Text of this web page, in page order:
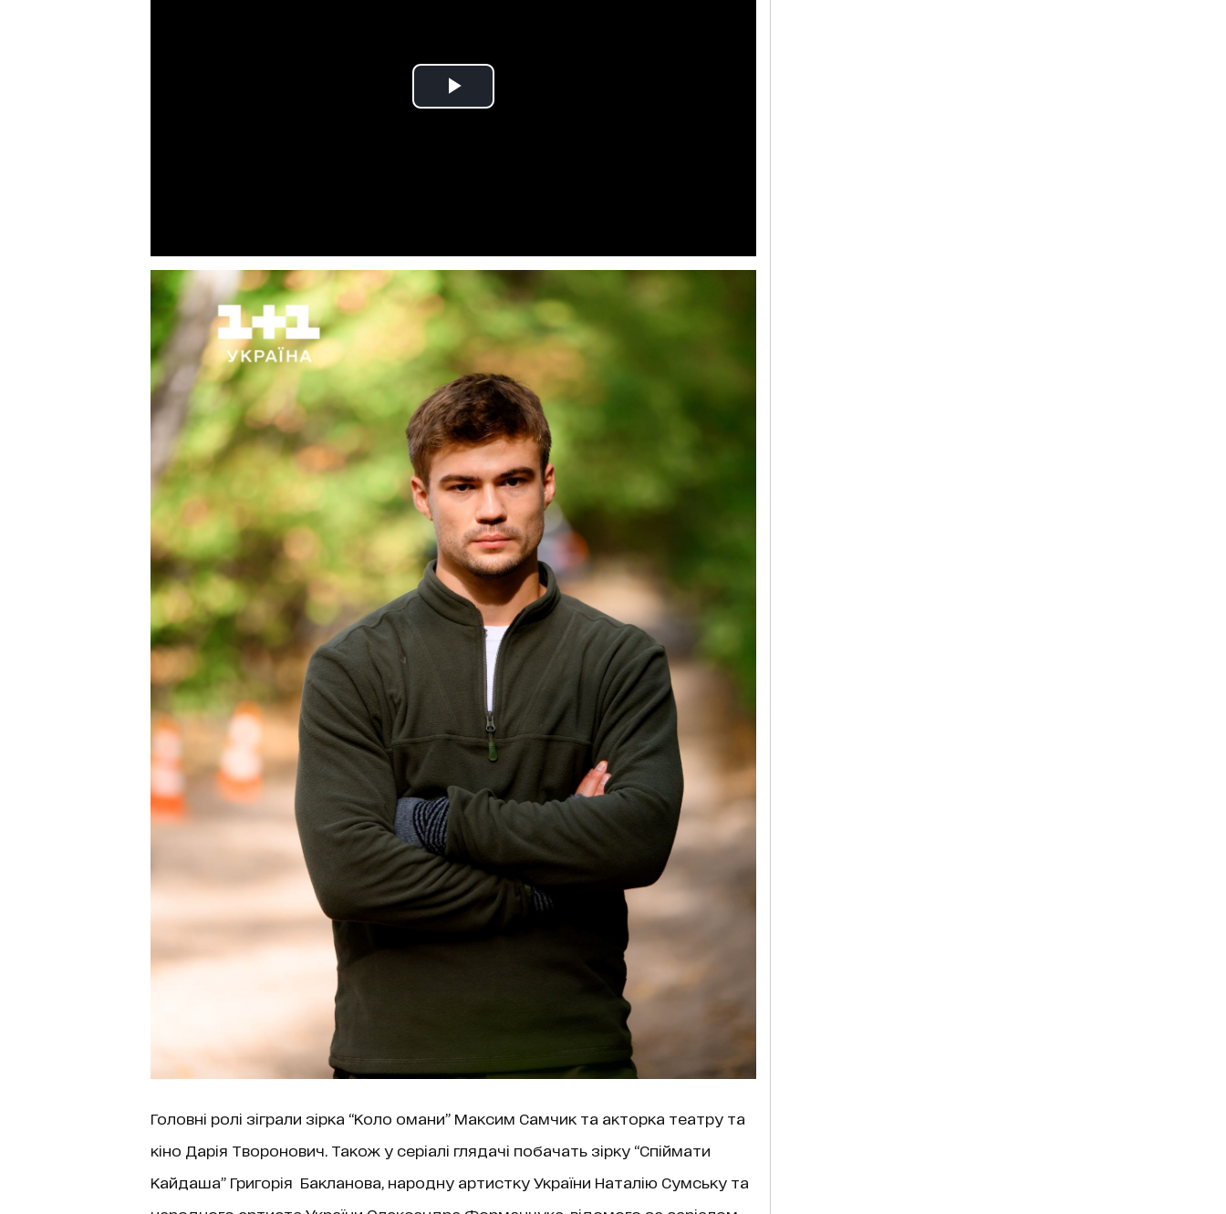
Головні ролі зіграли зірка “Коло омани” Максим Самчик та акторка театру та
кіно Дарія Творонович. Також у серіалі глядачі побачать зірку “Спіймати
Кайдаша” Григорія Бакланова, народну артистку України Наталію Сумську та